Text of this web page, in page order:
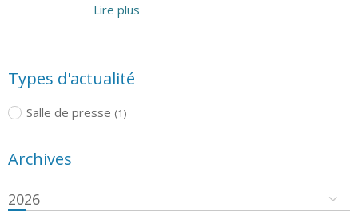
Lire plus
Types d'actualité
Salle de presse (1)
Archives
2026